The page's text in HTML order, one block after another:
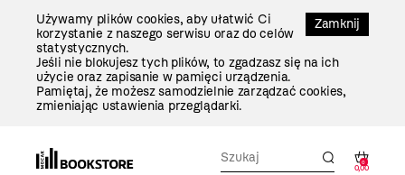
Zamknij
Używamy plików cookies, aby ułatwić Ci
korzystanie z naszego serwisu oraz do celów
statystycznych.
Jeśli nie blokujesz tych plików, to zgadzasz się na ich
użycie oraz zapisanie w pamięci urządzenia.
Pamiętaj, że możesz samodzielnie zarządzać cookies,
zmieniając ustawienia przeglądarki.
0
0,00